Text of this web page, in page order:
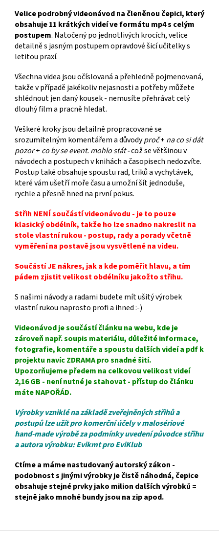
Velice podrobný videonávod na členěnou čepici, který
obsahuje 11 krátkých videí ve formátu mp4 s celým
postupem. Natočený po jednotlivých krocích, velice
detailně s jasným postupem opravdové šicí učitelky s
letitou praxí.
Všechna videa jsou očíslovaná a přehledně pojmenovaná,
takže v případě jakékoliv nejasnosti a potřeby můžete
shlédnout jen daný kousek - nemusíte přehrávat celý
dlouhý film a pracně hledat.
Veškeré kroky jsou detailně propracované se
srozumitelným komentářem a důvodyproč+ na co si dát
pozor+ co by se event. mohlo stát -což se většinou v
návodech a postupech v knihách a časopisech nedozvíte.
Postup také obsahuje spoustu rad, triků a vychytávek,
které vám ušetří moře času a umožní šít jednoduše,
rychle a přesně hned na první pokus.
Střih NENÍ součástí videonávodu - je to pouze
klasický obdélník, takže ho lze snadno nakreslit na
stole vlastní rukou - postup, rady a porady včetně
vyměření na postavě jsou vysvětlené na videu.
Součástí JE nákres, jak a kde poměřit hlavu, a tím
pádem zjistit velikost obdélníku jakožto střihu.
S našimi návody a radami budete mít ušitý výrobek
vlastní rukou naprosto profi a ihned :-)
Videonávod je součástí článku na webu, kde je
zároveň např. soupis materiálu, důležité informace,
fotografie, komentáře a spoustu dalších videí a pdf k
projektu navíc ZDRAMA pro snadné šití.
Upozorňujeme předem na celkovou velikost videí
2,16 GB - není nutné je stahovat - přístup do článku
máte NAPOŘÁD.
Výrobky vzniklé na základě zveřejněných střihů a
postupů lze užít pro komerční účely v malosériové
hand-made výrobě za podmínky uvedení původce střihu
a autora výrobku: Evikmt pro EviKlub
Ctíme a máme nastudovaný autorský zákon -
podobnost s jinými výrobky je čistě náhodná, čepice
obsahuje stejné prvky jako milion dalších výrobků =
stejně jako mnohé bundy jsou na zip apod.